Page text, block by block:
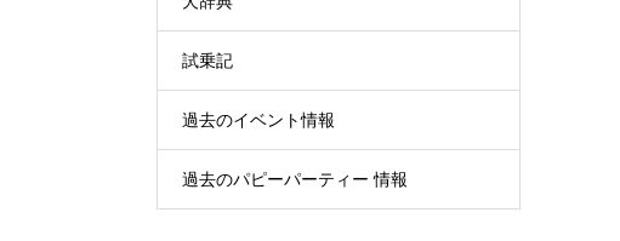
試乗記
過去のイベント情報
過去のパピーパーティー 情報